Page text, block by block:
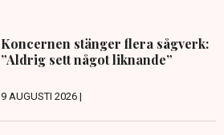
Koncernen stänger flera sågverk:
”Aldrig sett något liknande”
9 AUGUSTI 2026 |